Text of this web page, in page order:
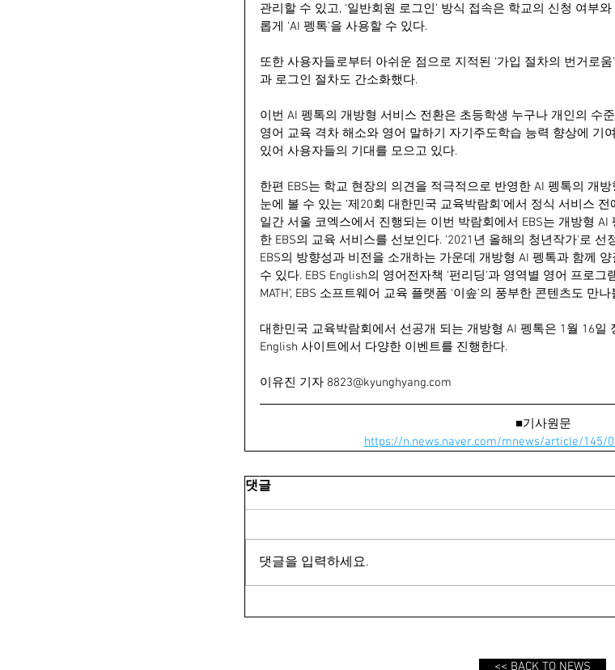
관리할 수 있고, ‘일반회원 로그인’ 방식 접속은 학교의 신청 여부
롭게 ‘AI 펭톡’을 사용할 수 있다.
또한 사용자들로부터 아쉬운 점으로 지적된 ‘가입 절차의 번거로
과 로그인 절차도 간소화했다.
이번 AI 펭톡의 개방형 서비스 전환은 초등학생 누구나 개인의 수
영어 교육 격차 해소와 영어 말하기 자기주도학습 능력 향상에 기
있어 사용자들의 기대를 모으고 있다.
한편 EBS는 학교 현장의 의견을 적극적으로 반영한 AI 펭톡의 개
눈에 볼 수 있는 ‘제20회 대한민국 교육박람회’에서 정식 서비스
일간 서울 코엑스에서 진행되는 이번 박람회에서 EBS는 개방형
한 EBS의 교육 서비스를 선보인다. ‘2021년 올해의 청년작가’로
EBS의 방향성과 비전을 소개하는 가운데 개방형 AI 펭톡과 함께
수 있다. EBS English의 영어전자책 ‘펀리딩’과 영역별 영어 프로그
MATH’, EBS 소프트웨어 교육 플랫폼 ‘이솦’의 풍부한 콘텐츠도 만
대한민국 교육박람회에서 선공개 되는 개방형 AI 펭톡은 1월 16일
English 사이트에서 다양한 이벤트를 진행한다.
이유진 기자 8823@kyunghyang.com
■기사원문
https://n.news.naver.com/mnews/article/145/
댓글
댓글을 입력하세요.
<< BACK TO NEWS